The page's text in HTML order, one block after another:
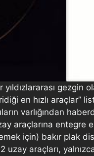
en hızlı araçlar”
varlığından
araçlarına entegre
için) bakır plak
uzay araçları,